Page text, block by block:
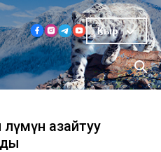
Кыр
азайтуу